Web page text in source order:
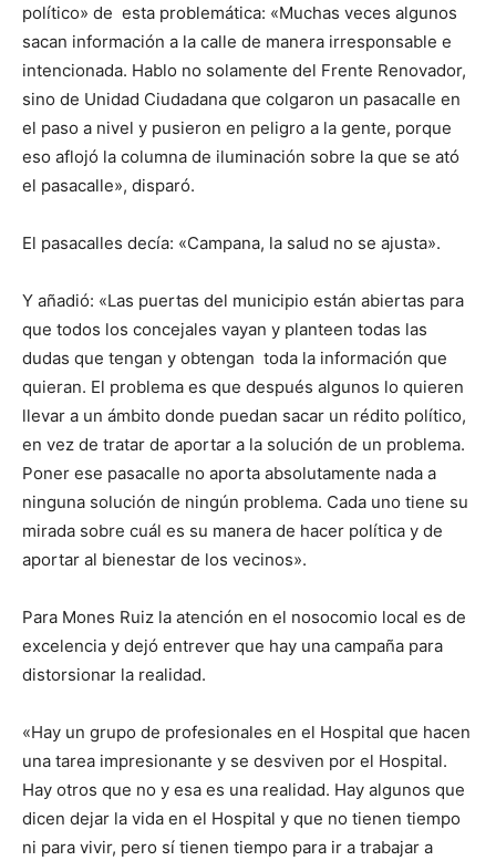
político» de esta problemática: «Muchas veces algunos
sacan información a la calle de manera irresponsable e
intencionada. Hablo no solamente del Frente Renovador,
sino de Unidad Ciudadana que colgaron un pasacalle en
el paso a nivel y pusieron en peligro a la gente, porque
eso aflojó la columna de iluminación sobre la que se ató
el pasacalle», disparó.
El pasacalles decía: «Campana, la salud no se ajusta».
Y añadió: «Las puertas del municipio están abiertas para
que todos los concejales vayan y planteen todas las
dudas que tengan y obtengan toda la información que
quieran. El problema es que después algunos lo quieren
llevar a un ámbito donde puedan sacar un rédito político,
en vez de tratar de aportar a la solución de un problema.
Poner ese pasacalle no aporta absolutamente nada a
ninguna solución de ningún problema. Cada uno tiene su
mirada sobre cuál es su manera de hacer política y de
aportar al bienestar de los vecinos».
Para Mones Ruiz la atención en el nosocomio local es de
excelencia y dejó entrever que hay una campaña para
distorsionar la realidad.
«Hay un grupo de profesionales en el Hospital que hacen
una tarea impresionante y se desviven por el Hospital.
Hay otros que no y esa es una realidad. Hay algunos que
dicen dejar la vida en el Hospital y que no tienen tiempo
ni para vivir, pero sí tienen tiempo para ir a trabajar a